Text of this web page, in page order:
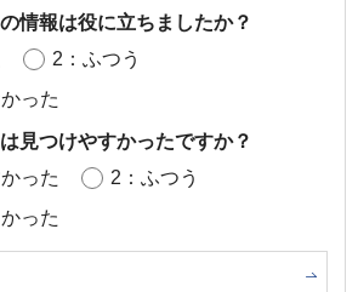
情報は役に立ちましたか？
2：ふつう
った
見つけやすかったですか？
った
2：ふつう
った